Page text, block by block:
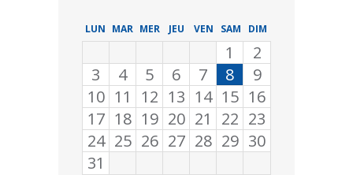
LUN MAR MER JEU VEN SAM DIM
1
2
3
4 5 6 7 8
9
10 11 12 13 14 15 16
17 18 19 20 21 22 23
24 25 26 27 28 29 30
31